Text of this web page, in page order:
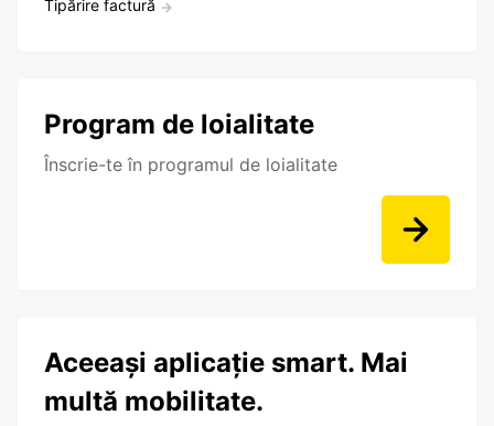
Tipărire factură
Program de loialitate
Înscrie-te în programul de loialitate
Aceeași aplicație smart. Mai
multă mobilitate.